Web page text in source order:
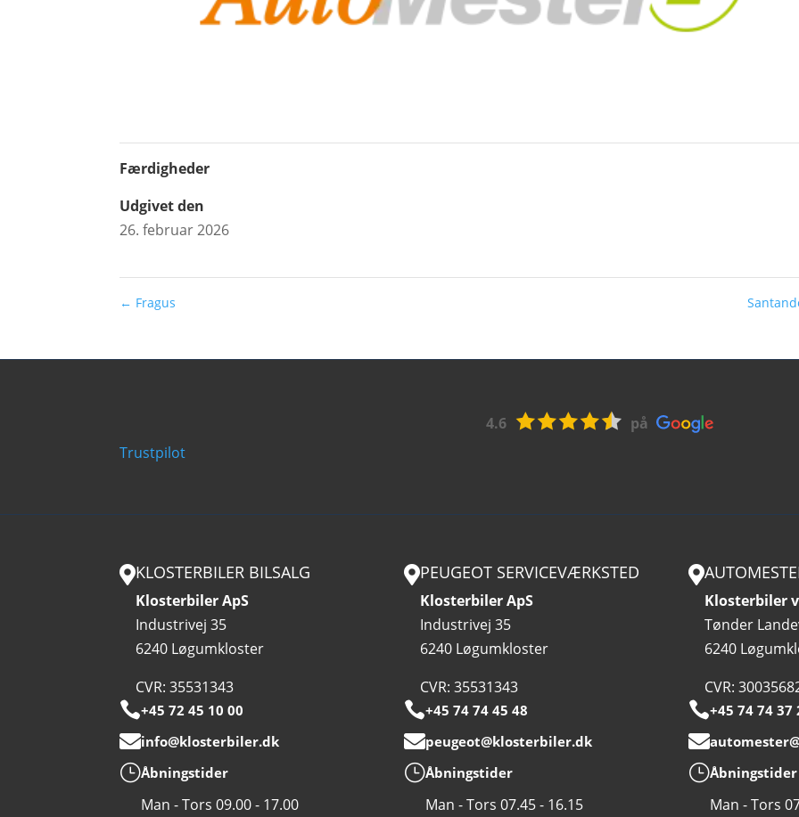
Færdigheder
Udgivet den
26. februar 2026
← Fragus
4.6
på
Trustpilot
KLOSTERBILER BILSALG
Klosterbiler ApS
Industrivej 35
6240 Løgumkloster
CVR: 35531343
+45 72 45 10 00
info@klosterbiler.dk
}Åbningstider
Man - Tors 09.00 - 17.00
PEUGEOT SERVICEVÆRKSTED
Klosterbiler ApS
Industrivej 35
6240 Løgumkloster
CVR: 35531343
+45 74 74 45 48
peugeot@klosterbiler.dk
}Åbningstider
Man - Tors 07.45 - 16.15

Klosterbiler
Tønder
6240
CVR:
+45 74 74 37

}Åbningstider
Man - Tors